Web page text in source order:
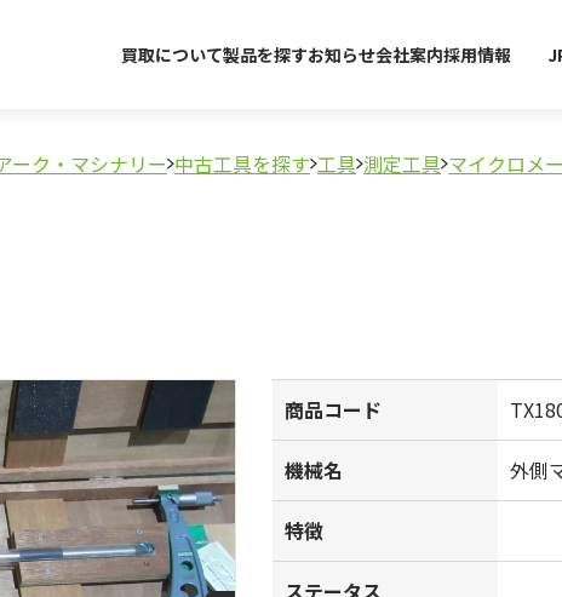
買取について製品を探すお知らせ会社案内採用情報
ーク・マシナリー 中古工具を探す 工具 測定工具 マイクロメ
商品コード
機械名 外側
特徴
ステータス